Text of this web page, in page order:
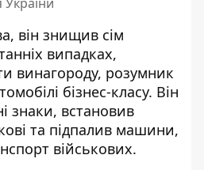
він знищив сім
випадках,
винагороду, розумник
бізнес-класу. Він
знаки, встановив
та підпалив машини,
військових.